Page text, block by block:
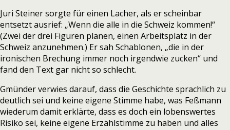
Juri Steiner sorgte für einen Lacher, als er scheinbar
entsetzt ausrief: „Wenn die alle in die Schweiz kommen!“
(Zwei der drei Figuren planen, einen Arbeitsplatz in der
Schweiz anzunehmen.) Er sah Schablonen, „die in der
ironischen Brechung immer noch irgendwie zucken“ und
fand den Text gar nicht so schlecht.
Gmünder verwies darauf, dass die Geschichte sprachlich zu
deutlich sei und keine eigene Stimme habe, was Feßmann
wiederum damit erklärte, dass es doch ein lobenswertes
Risiko sei, keine eigene Erzählstimme zu haben und alles